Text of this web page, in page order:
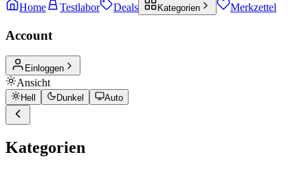
Home Testlabor Deals Kategorien Merkzettel
Account
Einloggen
Ansicht
Hell Dunkel Auto
Kategorien